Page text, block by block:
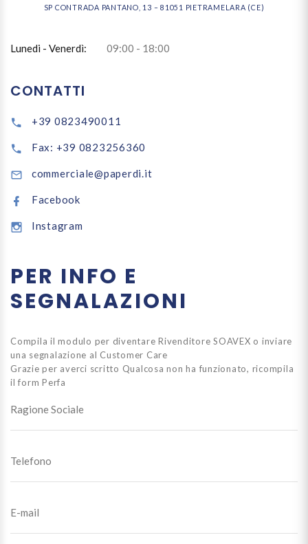
SP CONTRADA PANTANO, 13 – 81051 PIETRAMELARA (CE)
Lunedi - Venerdì: 09:00 - 18:00
CONTATTI
+39 0823490011
Fax: +39 0823256360
commerciale@paperdi.it
Facebook
Instagram
PER INFO E
SEGNALAZIONI
Compila il modulo per diventare Rivenditore SOAVEX o inviare
una segnalazione al Customer Care
Grazie per averci scritto Qualcosa non ha funzionato, ricompila
il form Perfa